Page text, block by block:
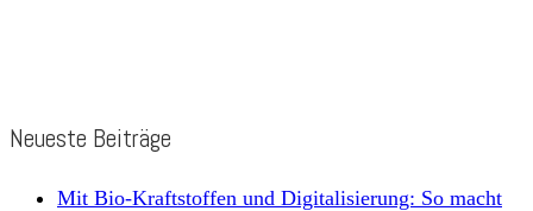
Neueste Beiträge
Mit Bio-Kraftstoffen und Digitalisierung: So macht